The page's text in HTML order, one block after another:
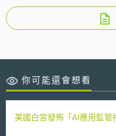
你可能還會想看
美國白宮發佈「AI應用監管